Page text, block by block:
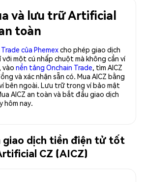
và lưu trữ Artificial
toàn
của Phemexcho phép giao dịch
một cú nhấp chuột mà không cần ví
vào nền tảng Onchain Trade, tìm AICZ
và xác nhận sẵn có. Mua AICZ bằng
bên ngoài. Lưu trữ trong ví bảo mật
AICZ an toàn và bắt đầu giao dịch
hôm nay.
giao dịch tiền điện tử tốt
CZ (AICZ)